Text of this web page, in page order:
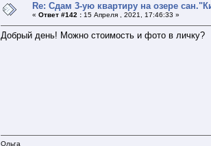
Re: Сдам 3-ую квартиру на озере
« Ответ #142 :15 Апреля , 2021, 17:46:33 »
Добрый день! Можно стоимость и фото в личку?
Ольга